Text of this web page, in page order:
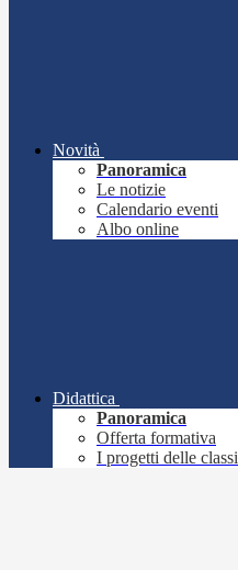
Novità
Panoramica
Le notizie
Calendario eventi
Albo online
Didattica
Panoramica
Offerta formativa
I progetti delle classi